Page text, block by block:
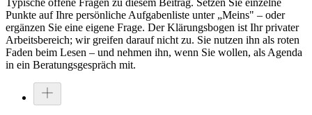
Punkte auf Ihre persönliche Aufgabenliste unter „Meins" – oder
ergänzen Sie eine eigene Frage. Der Klärungsbogen ist Ihr privater
Arbeitsbereich; wir greifen darauf nicht zu. Sie nutzen ihn als roten
Faden beim Lesen – und nehmen ihn, wenn Sie wollen, als Agenda
in ein Beratungsgespräch mit.